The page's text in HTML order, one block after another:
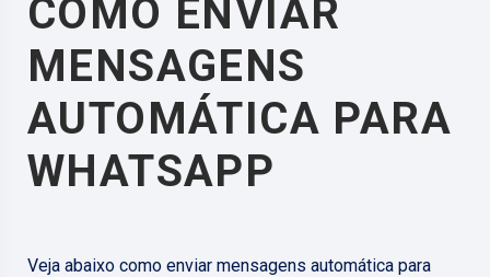
COMO ENVIAR
MENSAGENS
AUTOMÁTICA PARA
WHATSAPP
Veja abaixo como enviar mensagens automática para